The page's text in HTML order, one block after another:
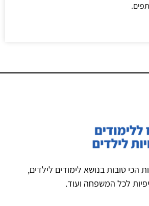
הכי טובות בנושא לימודים לילדים,
לכל המשפחה ועוד.